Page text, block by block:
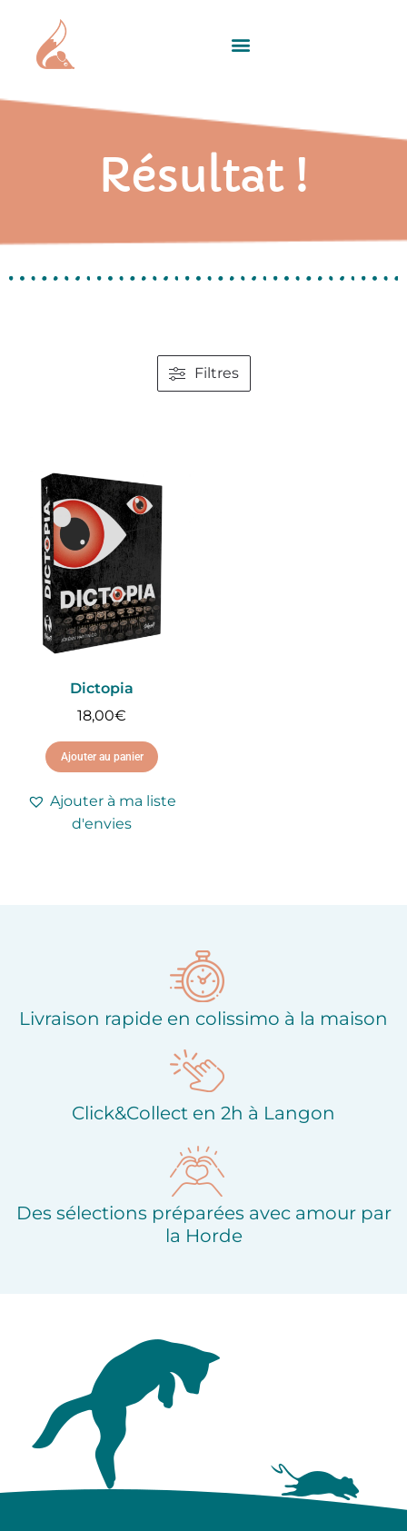
Résultat !
Filtres
Dictopia
18,00€
Ajouter au panier
Ajouter à ma liste
d'envies
Livraison rapide en colissimo à la maison
Click&Collect en 2h à Langon
Des sélections préparées avec amour par
la Horde